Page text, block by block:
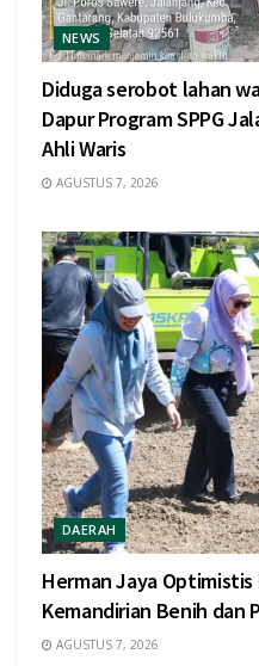
NEWS
Diduga serobot lahan
Dapur Program SPPG
Ahli Waris
AGUSTUS 7, 2026
DAERAH
Herman Jaya
Kemandirian Benih dan
AGUSTUS 7, 2026